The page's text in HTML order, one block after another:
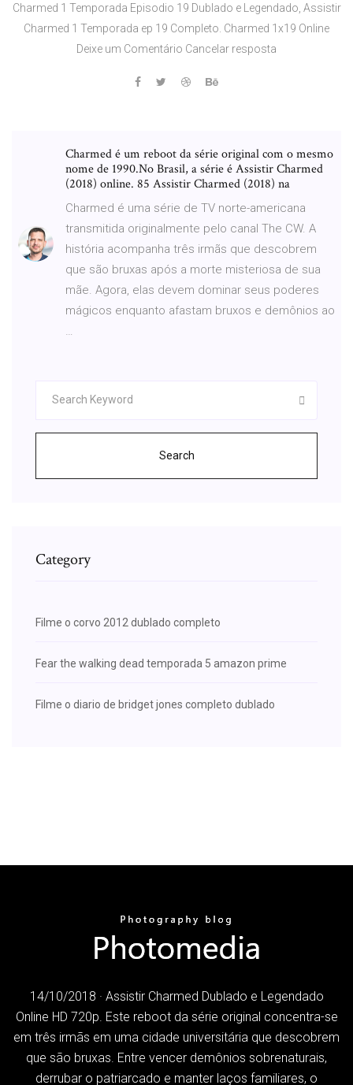
Charmed 1 Temporada Episodio 19 Dublado e Legendado, Assistir
Charmed 1 Temporada ep 19 Completo. Charmed 1x19 Online
Deixe um Comentário Cancelar resposta
Charmed é um reboot da série original com o mesmo
nome de 1990.No Brasil, a série é Assistir Charmed
(2018) online. 85 Assistir Charmed (2018) na
Charmed é uma série de TV norte-americana
transmitida originalmente pelo canal The CW. A
história acompanha três irmãs que descobrem
que são bruxas após a morte misteriosa de sua
mãe. Agora, elas devem dominar seus poderes
mágicos enquanto afastam bruxos e demônios ao
…
Search
Category
Filme o corvo 2012 dublado completo
Fear the walking dead temporada 5 amazon prime
Filme o diario de bridget jones completo dublado
14/10/2018 · Assistir Charmed Dublado e Legendado
Online HD 720p. Este reboot da série original concentra-se
em três irmãs em uma cidade universitária que descobrem
que são bruxas. Entre vencer demônios sobrenaturais,
derrubar o patriarcado e manter laços familiares, o